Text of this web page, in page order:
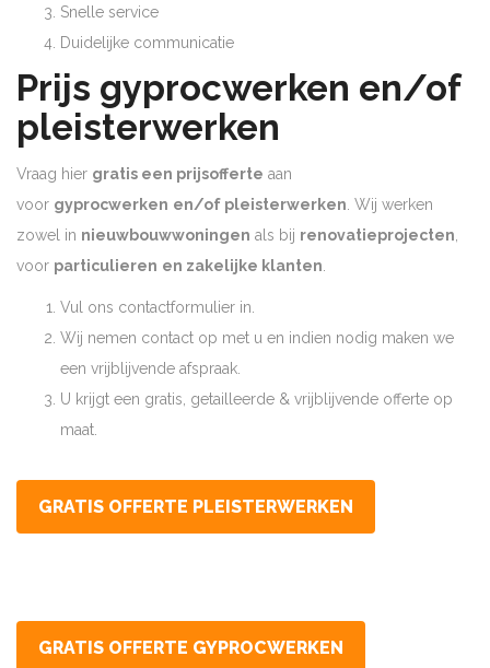
Snelle service
Duidelijke communicatie
Prijs gyprocwerken en/of
pleisterwerken
Vraag hier gratis een prijsofferte aan
voor gyprocwerken en/of pleisterwerken. Wij werken
zowel in nieuwbouwwoningen als bij renovatieprojecten,
voor particulieren en zakelijke klanten.
Vul ons contactformulier in.
Wij nemen contact op met u en indien nodig maken we
een vrijblijvende afspraak.
U krijgt een gratis, getailleerde & vrijblijvende offerte op
maat.
GRATIS OFFERTE PLEISTERWERKEN
GRATIS OFFERTE GYPROCWERKEN